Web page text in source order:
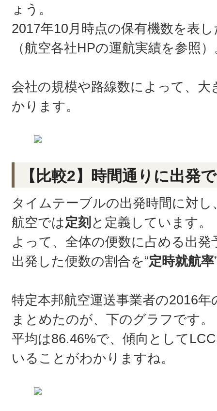
ょう。
2017年10月時点の保有機数を表
（航空各社HPの運航実績を参照
会社の規模や路線数によって、
かります。
【比較2】時間通りに出発
タイムテーブルの出発時間に対
航空では定刻 と定義しています。
よって、全体の便数に占める出発
出発した便数の割合を“定時就航率
特定本邦航空運送事業者の2016
まとめたのが、下のグラフです。
平均は86.46%で、傾向として
いることがわかりますね。